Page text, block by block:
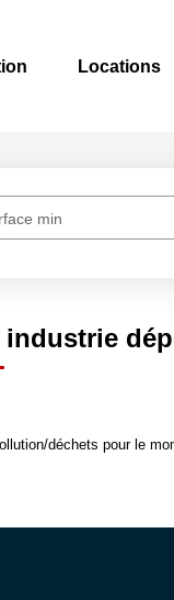
Locations
min
déchets pour le